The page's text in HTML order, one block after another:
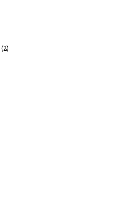
(2)